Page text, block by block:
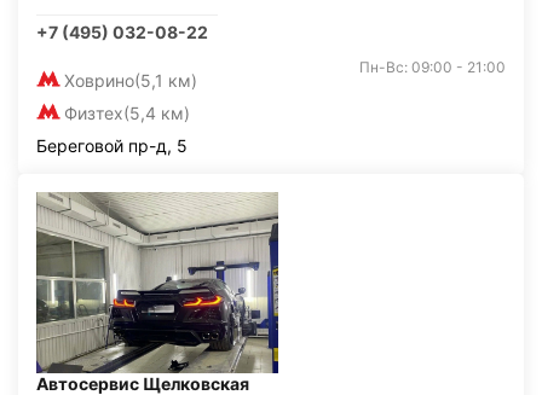
+7 (495) 032-08-22
Ховрино(5,1 км)
Физтех(5,4 км)
Пн-Вс: 09:00 - 21:00
Береговой пр-д, 5
Автосервис Щелковская